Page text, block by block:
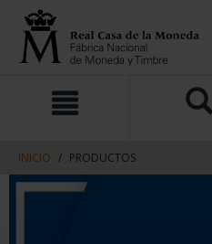
contenido
navegacin
INICIO PRODUCTOS